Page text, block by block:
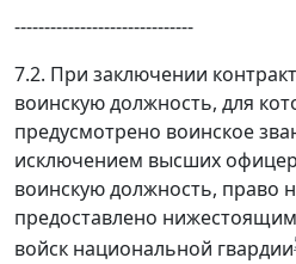
------------------------------
7.2. При заключении
воинскую должность, для
предусмотрено воинское
исключением высших
воинскую должность, право
предоставлено
войск национальной гвардии